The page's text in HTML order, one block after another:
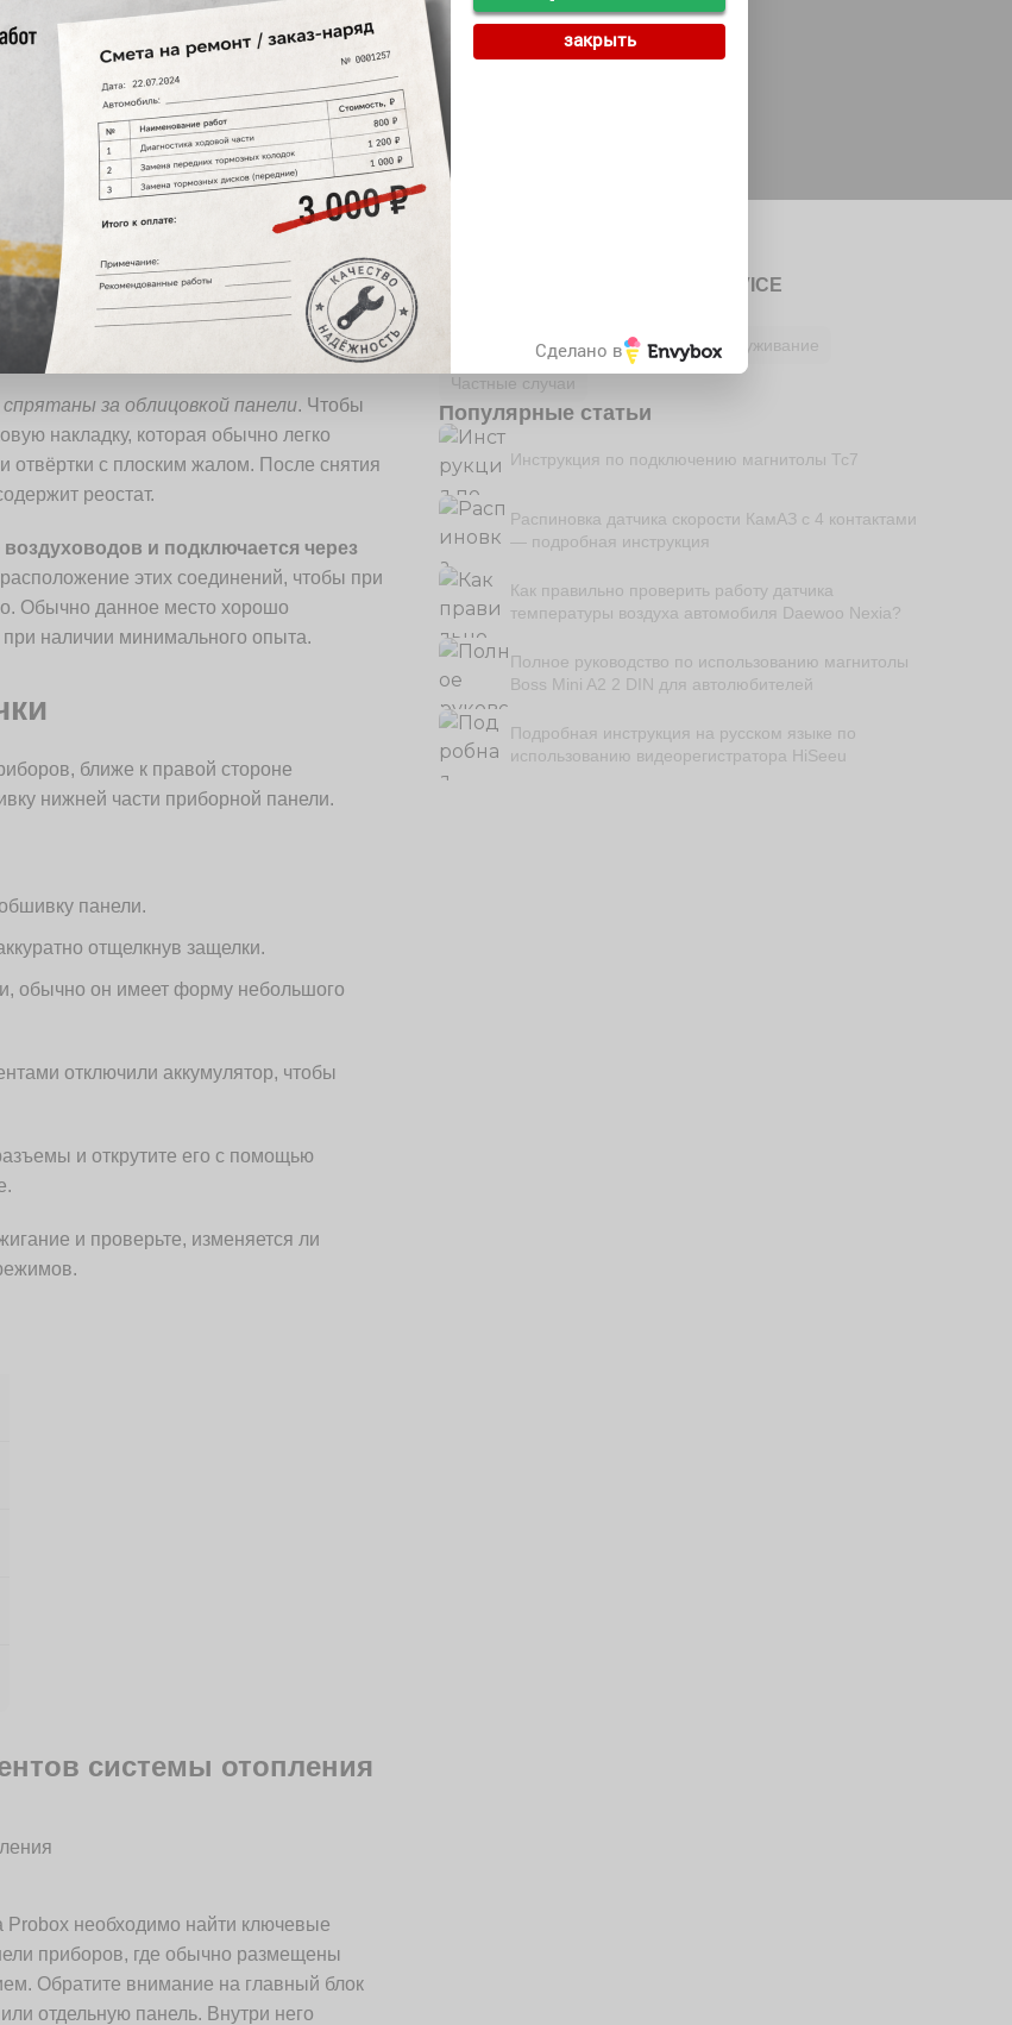
температуры внутри Toyota
у приборной панели, с правой стороны
соединения системы отопления и
за облицовкой панели. Чтобы
накладку, которая обычно легко
отвёртки с плоским жалом. После снятия
реостат.
и подключается через
этих соединений, чтобы при
Обычно данное место хорошо
наличии минимального опыта.
ближе к правой стороне
нижней части приборной панели.
панели.
отщелкнув защелки.
обычно он имеет форму небольшого
отключили аккумулятор, чтобы
и открутите его с помощью
и проверьте, изменяется ли
системы отопления
Probox необходимо найти ключевые
приборов, где обычно размещены
Обратите внимание на главный блок
отдельную панель. Внутри него
Редакция сайта CAR SERVICE
Полезное водителю
Ремонт и обслуживание
Частные случаи
Популярные статьи
Инструкция по подключению магнитолы Тс7
Распиновка датчика скорости КамАЗ с 4 контактами
— подробная инструкция
Как правильно проверить работу датчика
температуры воздуха автомобиля Daewoo Nexia?
Полное руководство по использованию магнитолы
Boss Mini A2 2 DIN для автолюбителей
Подробная инструкция на русском языке по
использованию видеорегистратора HiSeeu
закрыть
Сделано в